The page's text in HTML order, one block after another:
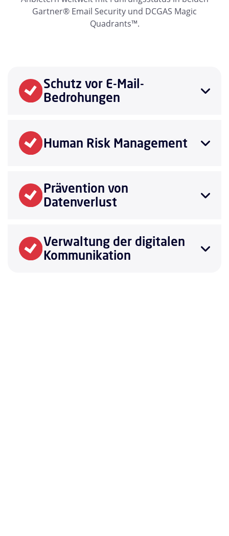
Gartner® Email Security und DCGAS Magic
Quadrants™.
Schutz vor E-Mail-
Bedrohungen
Human Risk Management
Prävention von
Datenverlust
Verwaltung der digitalen
Kommunikation